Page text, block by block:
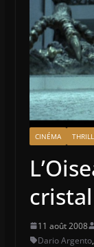
CINÉMA
11 août 2008
Dario Argento,